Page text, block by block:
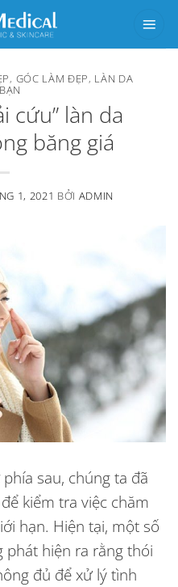
, GÓC LÀM ĐẸP, LÀN DA
cứu” làn da
băng giá
1, 2021 BỞI ADMIN
sau, chúng ta đã
kiểm tra việc chăm
hạn. Hiện tại, một số
phát hiện ra rằng thói
đủ để xử lý tình